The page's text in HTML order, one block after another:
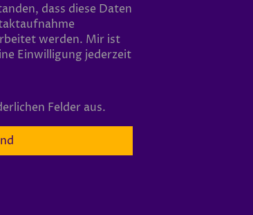
dass diese Daten
werden. Mir ist
Einwilligung jederzeit
Felder aus.